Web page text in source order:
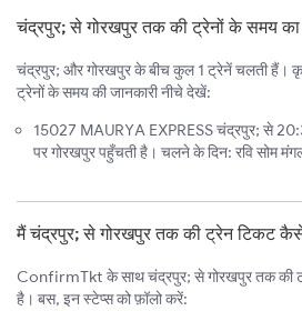
चंद्रपुर; से गोरखपुर तक की ट्रेनों के समय का
चंद्रपुर; और गोरखपुर के बीच कुल 1 ट्रेनें चलती हैं।
ट्रेनों के समय की जानकारी नीचे देखें:
15027 MAURYA EXPRESS चंद्रपुर; से
पर गोरखपुर पहुँचती है। चलने के दिन: रवि सोम
मैं चंद्रपुर; से गोरखपुर तक की ट्रेन टिकट
ConfirmTkt के साथ चंद्रपुर; से गोरखपुर तक की
है। बस, इन स्टेप्स को फ़ॉलो करें: